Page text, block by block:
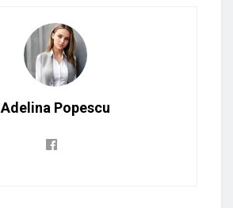
Adelina Popescu